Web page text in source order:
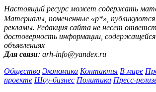
Настоящий ресурс может содержать
Материалы, помеченные «р*», публикуются
рекламы. Редакция сайта не несет
достоверность информации,
объявлениях
Для связи: arh-info@yandex.ru
Общество Экономика Контакты В мире
проекте Шоу-бизнес Политика Пресс-